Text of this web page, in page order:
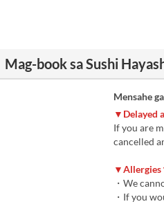
Mag-book sa Sushi
Mensahe
▼Delayed
If you are
cancelled
・We
・If you